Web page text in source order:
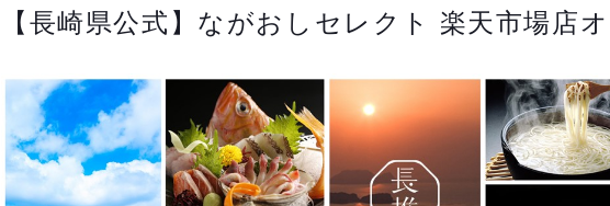
【長崎県公式】ながおしセレクト 楽天市場店オ